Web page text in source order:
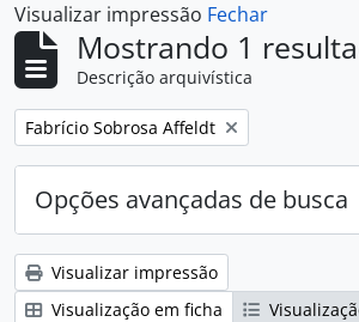
Visualizar impressão Fechar
Mostrando 1
Descrição arquivística
Remover filtro:
Fabrício Sobrosa Affeldt
Opções avançadas de busca
Visualizar impressão
Visualização em ficha